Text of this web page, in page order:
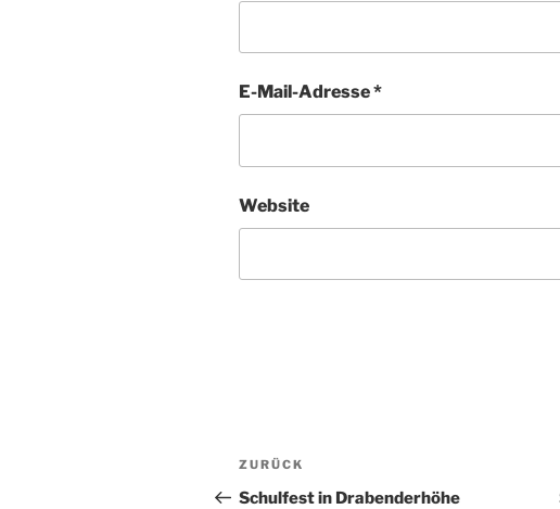
E-Mail-Adresse*
Website
Beitragsnavigation
Vorheriger
Beitrag
ZURÜCK
Schulfest in Drabenderhöhe